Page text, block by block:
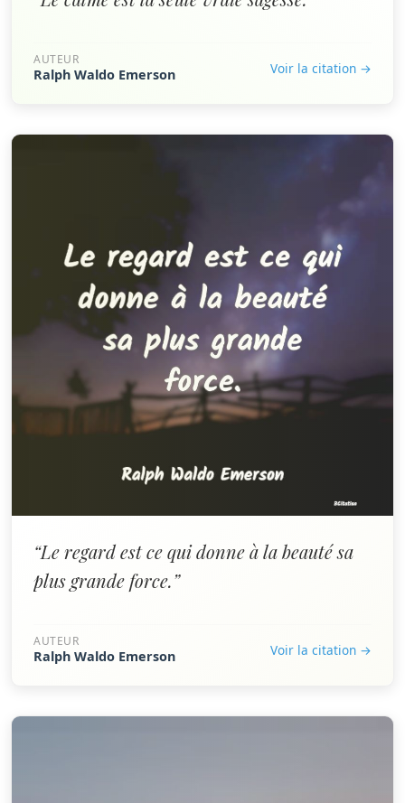
AUTEUR
Ralph Waldo Emerson Voir la citation →
“Le regard est ce qui donne à la beauté sa
plus grande force.”
AUTEUR
Ralph Waldo Emerson Voir la citation →